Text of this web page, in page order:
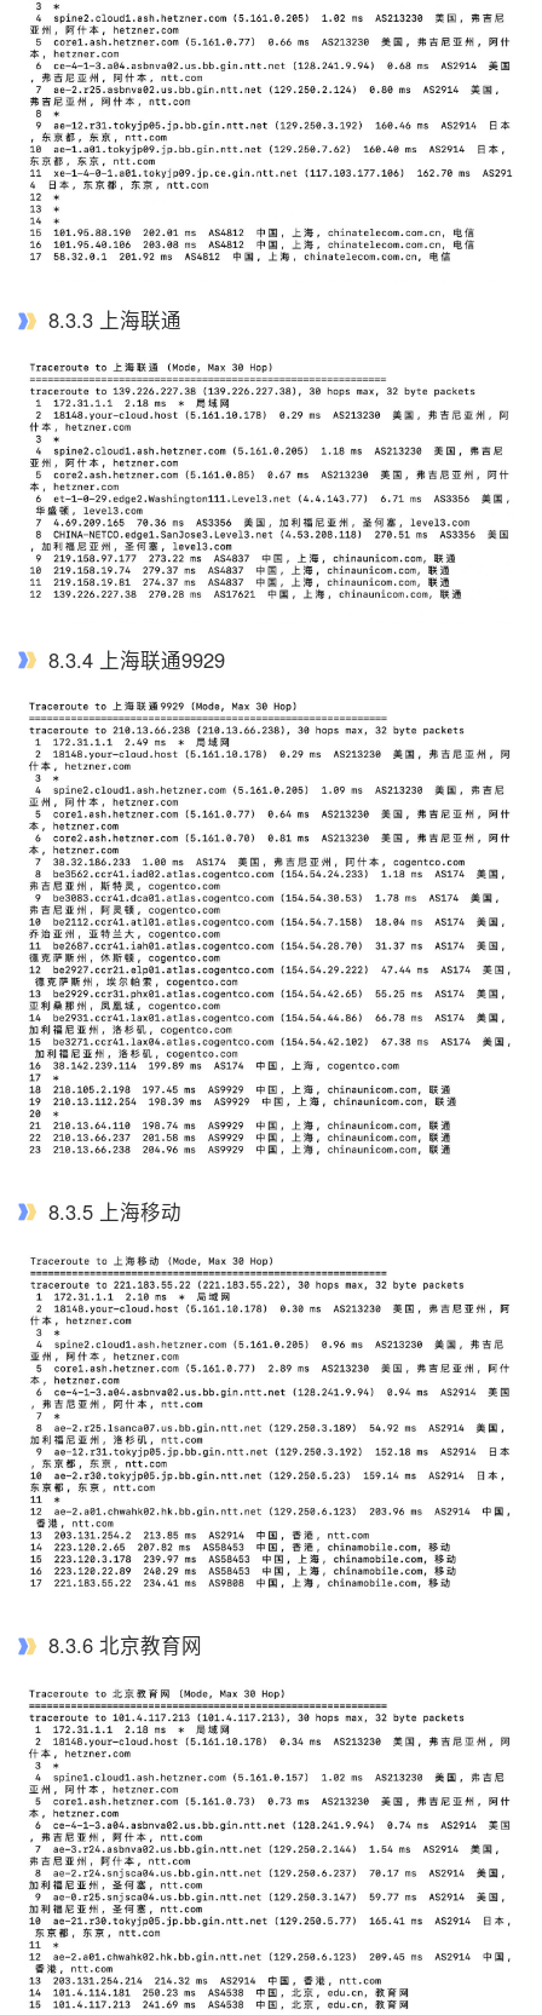
8.3.3 上海联通
8.3.4 上海联通9929
8.3.5 上海移动
8.3.6 北京教育网